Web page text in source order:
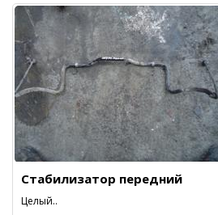
Стабилизатор передний
Целый..